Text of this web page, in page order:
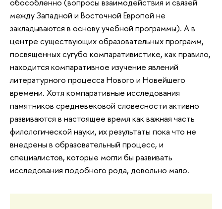
обособленно (вопросы взаимодействия и связей
между Западной и Восточной Европой не
закладываются в основу учебной программы). А в
центре существующих образовательных программ,
посвященных сугубо компаративистике, как правило,
находится компаративное изучение явлений
литературного процесса Нового и Новейшего
времени. Хотя компаративные исследования
памятников средневековой словесности активно
развиваются в настоящее время как важная часть
филологической науки, их результаты пока что не
внедрены в образовательный процесс, и
специалистов, которые могли бы развивать
исследования подобного рода, довольно мало.